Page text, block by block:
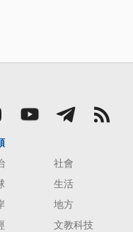
社會
生活
地方
文教科技